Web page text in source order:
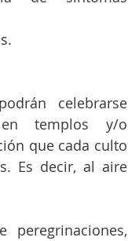
celebrarse
templos y/o
que cada culto
Es decir, al aire